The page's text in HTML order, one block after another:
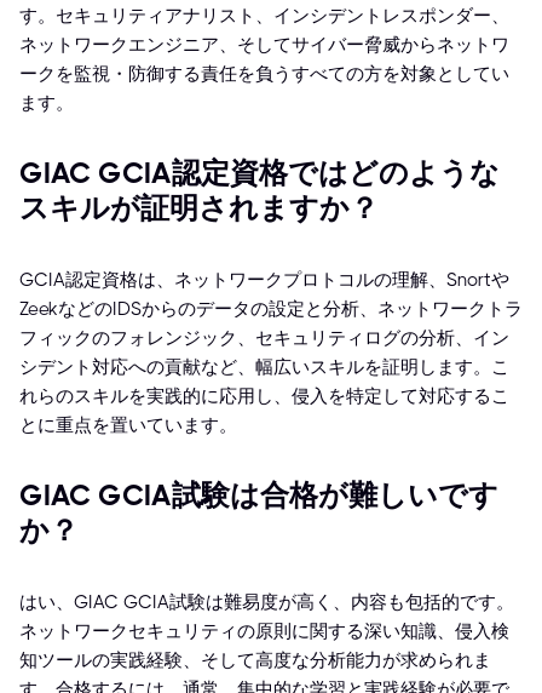
す。セキュリティアナリスト、インシデントレスポンダー、
ネットワークエンジニア、そしてサイバー脅威からネットワ
ークを監視・防御する責任を負うすべての方を対象としてい
ます。
GIAC GCIA認定資格ではどのような
スキルが証明されますか？
GCIA認定資格は、ネットワークプロトコルの理解、Snortや
ZeekなどのIDSからのデータの設定と分析、ネットワークトラ
フィックのフォレンジック、セキュリティログの分析、イン
シデント対応への貢献など、幅広いスキルを証明します。こ
れらのスキルを実践的に応用し、侵入を特定して対応するこ
とに重点を置いています。
GIAC GCIA試験は合格が難しいです
か？
はい、GIAC GCIA試験は難易度が高く、内容も包括的です。
ネットワークセキュリティの原則に関する深い知識、侵入検
知ツールの実践経験、そして高度な分析能力が求められま